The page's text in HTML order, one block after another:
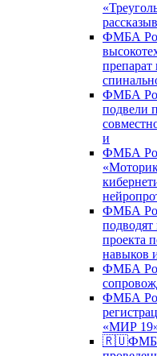
ФМБА
ФМБА
подвели
и
ФМБА
ФМБА
подводят
проекта
навыков
ФМБА
ФМБА
«МИР
🇷🇺ФМБА